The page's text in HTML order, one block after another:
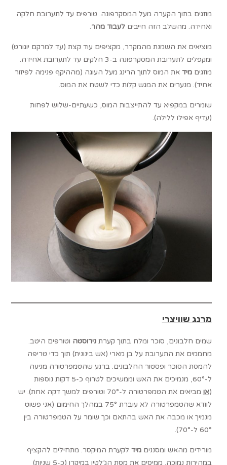
מוזגים בתוך הקערה מעל המסקרפונה. טורפים עד לתערובת חלקה
ואחידה. מהשלב הזה חייביםלעבוד מהר.
מוציאים את השמנת מהמקרר, מקציפים עוד קצת (עד למרקם יוגורט)
ומקפלים לתערובת המסקרפונה ב-3 חלקים עד לתערובת אחידה.
מוזגיםמיד את המוס לתוך הרינג מעל העוגה (מההיקף פנימה לפיזור
אחיד). מנערים את המגש קלות כדי לשטח את המוס.
שומרים במקפיא עד להתייצבות המוס, כשעתיים-שלוש לפחות
(עדיף אפילו ללילה).
מרנג שוויצרי
שמים חלבונים, סוכר ומלח בתוך קערתנירוסטה וטורפים היטב.
מחממים את התערובת על בן מארי (אש בינונית) תוך כדי טריפה
להמסת הסוכר ופסטור החלבונים. ברגע שהטמפרטורה מגיעה
ל-60°, מנמיכים את האש וממשיכים לטרוף כ-5 דקות נוספות
(או
מביאים את הטמפרטורה ל-70° וטורפים למשך דקה אחת). יש
לוודא שהטמפרטורה לא עוברת 75° במהלך החימום (אני פשוט
מנמיך או מכבה את האש בהתאם וכך שומר על הטמפרטורה בין
60° ל-70°).
מורידים מהאש ומסנניםמיד לקערת המיקסר. מתחילים להקציף
במהירות נמוכה. ממיסים את מסת הג’לטין במיקרו (כ-5 שניות)